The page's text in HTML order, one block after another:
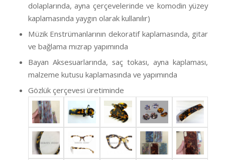
dolaplarında, ayna çerçevelerinde ve komodin yüzey
kaplamasında yaygın olarak kullanılır)
Müzik Enstrümanlarının dekoratif kaplamasında, gitar
ve bağlama mızrap yapımında
Bayan Aksesuarlarında, saç tokası, ayna kaplaması,
malzeme kutusu kaplamasında ve yapımında
Gözlük çerçevesi üretiminde